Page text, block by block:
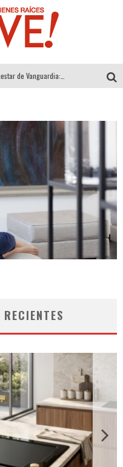
Alexandra Bedoya – La Constancia detrás de La Paletería